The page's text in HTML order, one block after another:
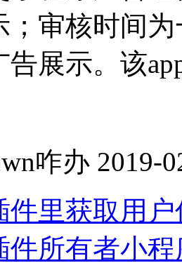
；审核时间
告展示。该
咋办 2019-
件里获取用
件所有者小